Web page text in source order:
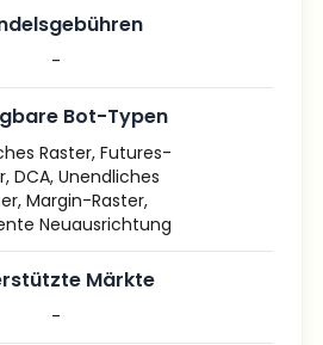
-
Bot-Typen
Raster, Futures-
DCA, Unendliches
Margin-Raster,
Neuausrichtung
Märkte
-